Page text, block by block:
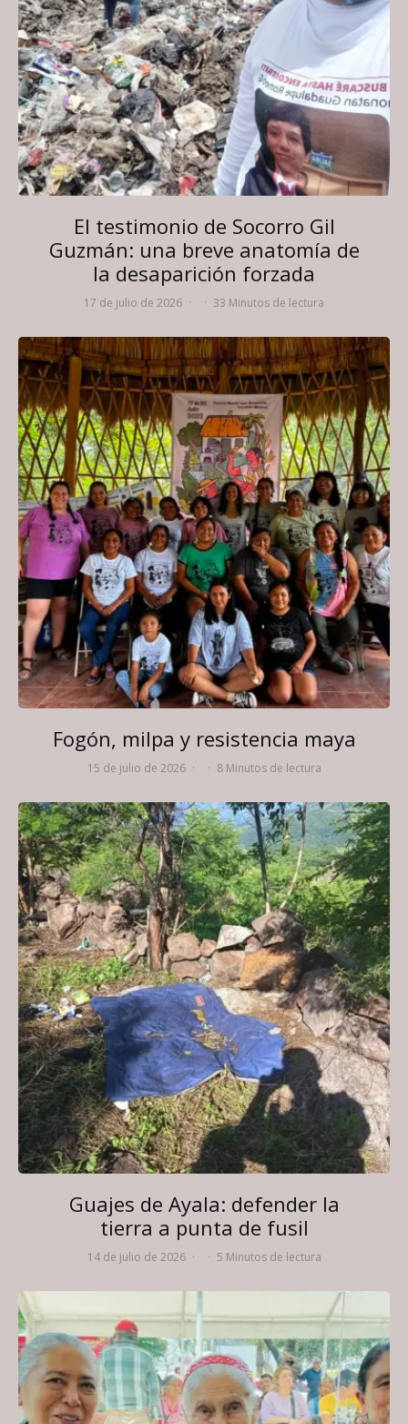
El testimonio de Socorro Gil
Guzmán: una breve anatomía de
la desaparición forzada
17 de julio de 2026 · · 33 Minutos de lectura
Fogón, milpa y resistencia maya
15 de julio de 2026 · · 8 Minutos de lectura
Guajes de Ayala: defender la
tierra a punta de fusil
14 de julio de 2026 · · 5 Minutos de lectura